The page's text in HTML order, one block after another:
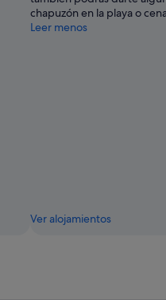
chapuzón en la playa o
Leer menos
Ver alojamientos